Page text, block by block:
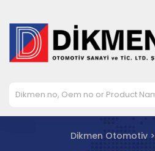
Dikmen Otomotiv >